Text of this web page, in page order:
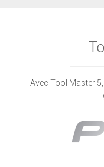
Avec Tool Master